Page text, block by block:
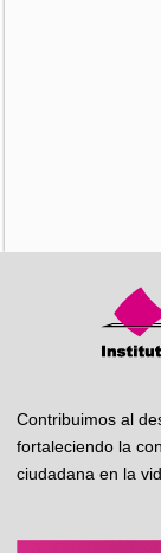
Contribuimos al
fortaleciendo la
ciudadana en la